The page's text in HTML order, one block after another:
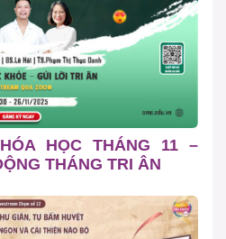
HỌC THÁNG 11 –
THÁNG TRI ÂN